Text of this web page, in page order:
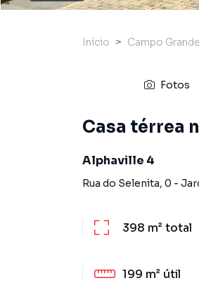
Início Campo Grande
Fotos
Casa térrea
Alphaville 4
Rua do Selenita, 0 -
398 m²total
199 m² útil